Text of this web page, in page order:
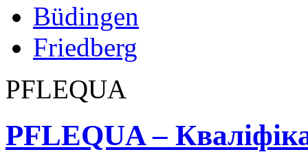
Büdingen
Friedberg
PFLEQUA
PFLEQUA –